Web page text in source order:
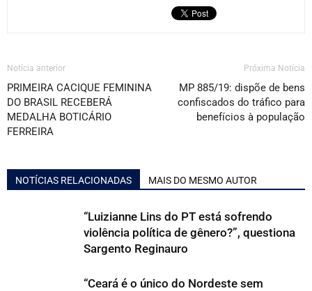
Notícia anterior
PRIMEIRA CACIQUE FEMININA
DO BRASIL RECEBERÁ
MEDALHA BOTICÁRIO
FERREIRA
Próxima Notícia
MP 885/19: dispõe de bens
confiscados do tráfico para
benefícios à população
NOTÍCIAS RELACIONADAS MAIS DO MESMO AUTOR
“Luizianne Lins do PT está sofrendo
violência política de gênero?”, questiona
Sargento Reginauro
“Ceará é o único do Nordeste sem